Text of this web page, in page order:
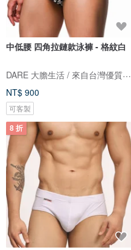
中低腰 四角拉鏈款泳褲 - 格紋白
DARE 大膽生活 / 來自台灣優質男性內著
NT$ 900
可客製
8 折